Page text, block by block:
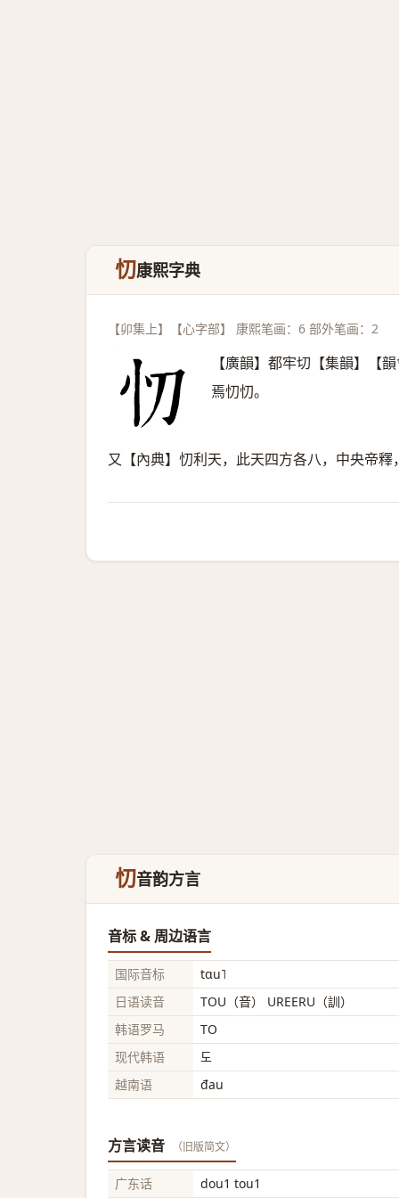
忉康熙字典
【卯集上】【心字部】 康熙笔画：6 部外笔画：2
【廣韻】都牢切【集韻】【
焉忉忉。
又【內典】忉利天，此天四方各八，中央帝釋
忉音韵方言
音标 & 周边语言
国际音标
tɑu˥
日语读音
TOU（音） UREERU（訓）
韩语罗马
TO
现代韩语
도
越南语
đau
方言读音 （旧版简文）
广东话 dou1 tou1